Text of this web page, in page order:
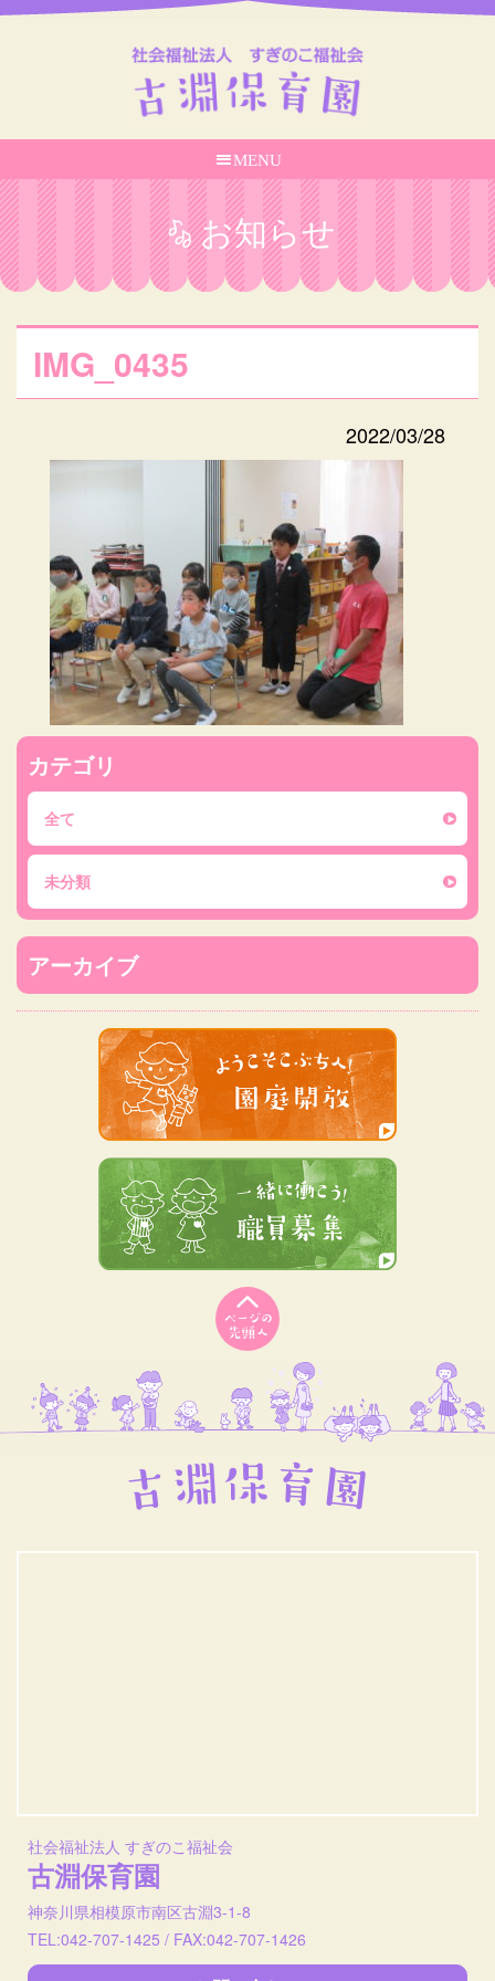
MENU
お知らせ
IMG_0435
2022/03/28
カテゴリ
全て
未分類
アーカイブ
社会福祉法人 すぎのこ福祉会
古淵保育園
神奈川県相模原市南区古淵3-1-8
TEL:042-707-1425 / FAX:042-707-1426